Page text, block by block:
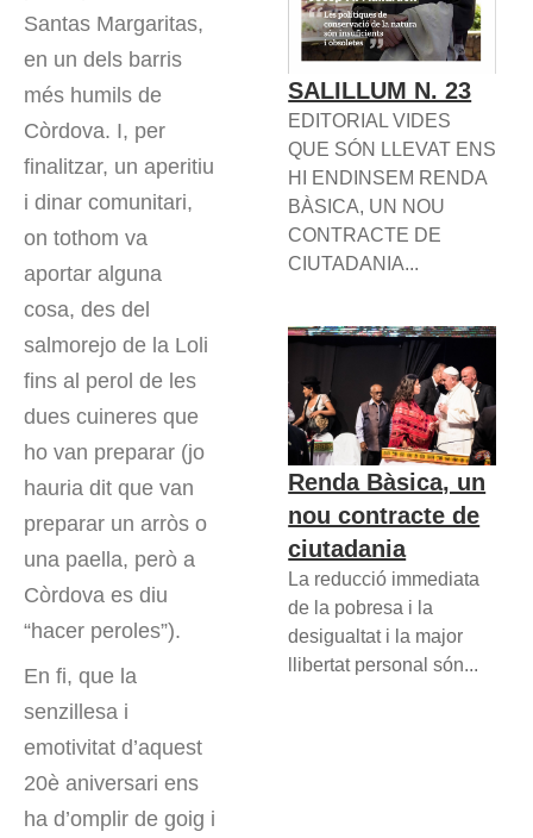
Santas Margaritas,
en un dels barris
més humils de
Còrdova. I, per
finalitzar, un aperitiu
i dinar comunitari,
on tothom va
aportar alguna
cosa, des del
salmorejo de la Loli
fins al perol de les
dues cuineres que
ho van preparar (jo
hauria dit que van
preparar un arròs o
una paella, però a
Còrdova es diu
“hacer peroles”).
En fi, que la
senzillesa i
emotivitat d’aquest
20è aniversari ens
ha d’omplir de goig i
SALILLUM N. 23
EDITORIAL VIDES
QUE SÓN LLEVAT ENS
HI ENDINSEM RENDA
BÀSICA, UN NOU
CONTRACTE DE
CIUTADANIA...
Renda Bàsica, un
nou contracte de
ciutadania
La reducció immediata
de la pobresa i la
desigualtat i la major
llibertat personal són...